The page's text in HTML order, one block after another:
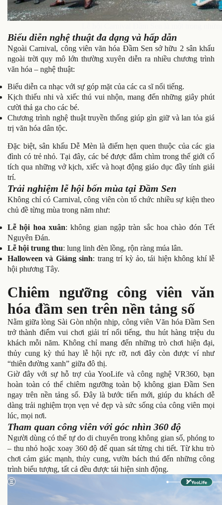
Biểu diễn nghệ thuật đa dạng và hấp dẫn
Ngoài Carnival, công viên văn hóa Đầm Sen sở hữu 2 sân khấu
ngoài trời quy mô lớn thường xuyên diễn ra nhiều chương trình
văn hóa – nghệ thuật:
Biểu diễn ca nhạc với sự góp mặt của các ca sĩ nổi tiếng.
Kịch thiếu nhi và xiếc thú vui nhộn, mang đến những giây phút
cười thả ga cho các bé.
Chương trình nghệ thuật truyền thống giúp gìn giữ và lan tỏa giá
trị văn hóa dân tộc.
Đặc biệt, sân khấu Dễ Mèn là điểm hẹn quen thuộc của các gia
đình có trẻ nhỏ. Tại đây, các bé được đắm chìm trong thế giới cổ
tích qua những vở kịch, xiếc và hoạt động giáo dục đầy tính giải
trí.
Trải nghiệm lễ hội bốn mùa tại Đầm Sen
Không chỉ có Carnival, công viên còn tổ chức nhiều sự kiện theo
chủ đề từng mùa trong năm như:
Lễ hội hoa xuân: không gian ngập tràn sắc hoa chào đón Tết
Nguyên Đán.
Lễ hội trung thu: lung linh đèn lồng, rộn ràng múa lân.
Halloween và Giáng sinh: trang trí kỳ ảo, tái hiện không khí lễ
hội phương Tây.
Chiêm ngưỡng công viên văn
hóa đầm sen trên nền tảng số
Nằm giữa lòng Sài Gòn nhộn nhịp, công viên Văn hóa Đầm Sen
trở thành điểm vui chơi giải trí nổi tiếng, thu hút hàng triệu du
khách mỗi năm. Không chỉ mang đến những trò chơi hiện đại,
thủy cung kỳ thú hay lễ hội rực rỡ, nơi đây còn được ví như
“thiên đường xanh” giữa đô thị.
Giờ đây với sự hỗ trợ của YooLife và công nghệ VR360, bạn
hoàn toàn có thể chiêm ngưỡng toàn bộ không gian Đầm Sen
ngay trên nền tảng số. Đây là bước tiến mới, giúp du khách dễ
dàng trải nghiệm trọn vẹn vẻ đẹp và sức sống của công viên mọi
lúc, mọi nơi.
Tham quan công viên với góc nhìn 360 độ
Người dùng có thể tự do di chuyển trong không gian số, phóng to
– thu nhỏ hoặc xoay 360 độ để quan sát từng chi tiết. Từ khu trò
chơi cảm giác mạnh, thủy cung, vườn bách thú đến những công
trình biểu tượng, tất cả đều được tái hiện sinh động.